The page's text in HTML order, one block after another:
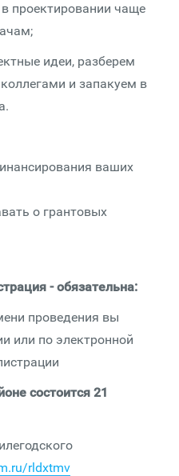
проектировании чаще
идеи, разберем
и запакуем в
ваших
о грантовых
- обязательна:
проведения вы
или по электронной
состоится 21
rldxtmv